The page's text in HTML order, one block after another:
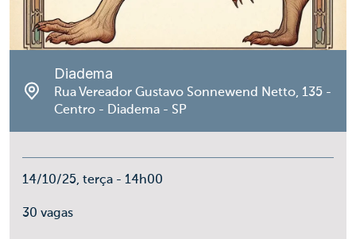
Diadema
Rua Vereador Gustavo Sonnewend Netto, 135 -
Centro - Diadema - SP
14/10/25, terça - 14h00
30 vagas